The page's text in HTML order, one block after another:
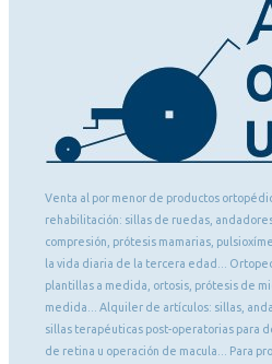
Venta al por menor de productos
rehabilitación: sillas de ruedas,
compresión, prótesis mamarias,
la vida diaria de la tercera edad...
plantillas a medida, ortosis, prótesis de
medida... Alquiler de artículos: sillas,
sillas terapéuticas post-operatorias para
de retina u operación de macula... Para